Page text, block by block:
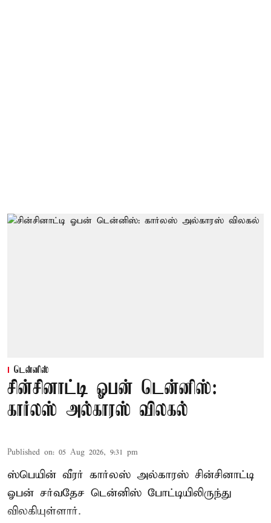
டென்னிஸ்
சின்சினாட்டி ஓபன் டென்னிஸ்:
கார்லஸ் அல்காரஸ் விலகல்
Published on: 05 Aug 2026, 9:31 pm
ஸ்பெயின் வீரர் கார்லஸ் அல்காரஸ் சின்சினாட்டி
ஓபன் சர்வதேச டென்னிஸ் போட்டியிலிருந்து
விலகியுள்ளார்.